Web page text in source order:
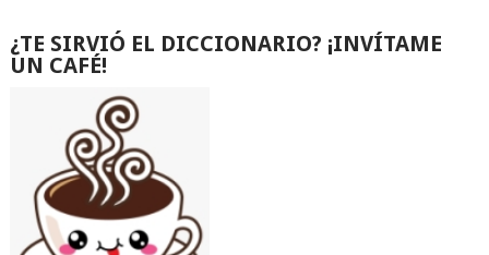
¿TE SIRVIÓ EL DICCIONARIO? ¡INVÍTAME
UN CAFÉ!